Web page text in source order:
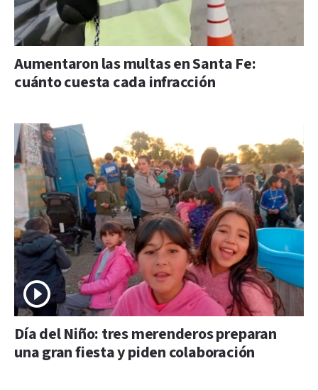
Aumentaron las multas en Santa Fe:
cuánto cuesta cada infracción
Día del Niño: tres merenderos preparan
una gran fiesta y piden colaboración